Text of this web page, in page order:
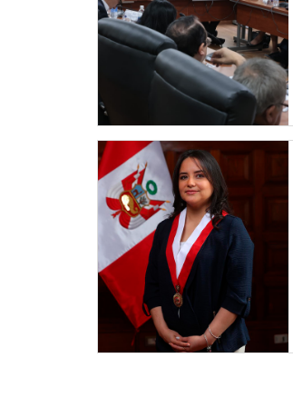
Lima, 2 de diciembre de 2022
DESPACHO PARLAMENTARIO